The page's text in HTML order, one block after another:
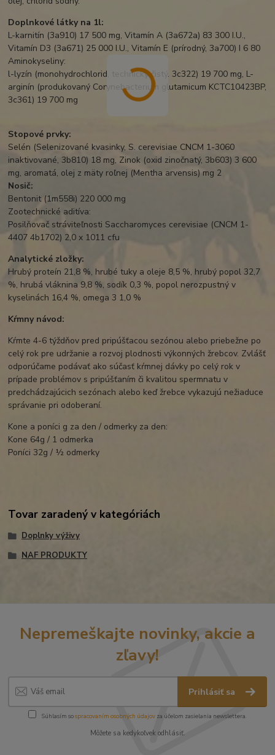
Doplnkové látky na 1l:
L-karnitín (3a910) 17 500 mg, Vitamín A (3a672a) 83 300 I.U.,
Vitamín D3 (3a671) 25 000 I.U., Vitamín E (prírodný, 3a700) I 6 80
Aminokyseliny:
l-lyzín (monohydrochlorid, technicky čistý. 3c322) 19 700 mg, L-
arginín (produkovaný Corynebacterium glutamicum KCTC10423BP,
3c361) 19 700 mg
Stopové prvky:
Selén (Selenizované kvasinky, S. cerevisiae CNCM 1-3060
inaktivované, 3b810) 18 mg, Zinok (oxid zinočnatý, 3b603) 3 600
mg, aromatá, olej z mäty roľnej (Mentha arvensis) mg 2
Nosič:
Bentonit (1m558i) 220 000 mg
Zootechnické aditíva:
Posilňovač stráviteľnosti Saccharomyces cerevisiae (CNCM 1-
4407 4b1702) 2,0 x 1011 cfu
Analytické zložky:
Hrubý proteín 21,8 %, hrubé tuky a oleje 8,5 %, hrubý popol 32,7
%, hrubá vláknina 9,8 %, sodík 0,3 %, popol nerozpustný v
kyselinách 16,4 %, omega 3 1,0 %
Kŕmny návod:
Kŕmte 4-6 týždňov pred pripúšťacou sezónou alebo priebežne po
celý rok pre udržanie a rozvoj plodnosti výkonných žrebcov. Zvlášť
odporúčame podávať ako súčasť kŕmnej dávky po celý rok v
prípade problémov s pripúšťaním či kvalitou spermnatu v
predchádzajúcich sezónach alebo keď žrebce vykazujú nežiaduce
správanie pri odoberaní.
Kone a poníci g za den / odmerky za den:
Kone 64g / 1 odmerka
Poníci 32g / ½ odmerky
Tovar zaradený v kategóriách
Doplnky výživy
NAF PRODUKTY
Nepremeškajte novinky, akcie a
zľavy!
Prihlásiť sa
Súhlasím sospracovaním osobných údajov za účelom zasielania newslettera.
Môžete sa kedykoľvek odhlásiť.